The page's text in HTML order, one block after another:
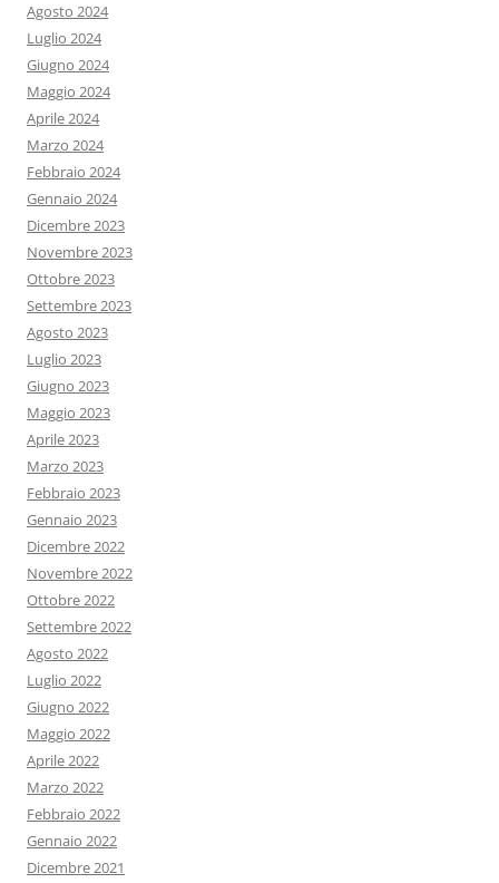
Agosto 2024
Luglio 2024
Giugno 2024
Maggio 2024
Aprile 2024
Marzo 2024
Febbraio 2024
Gennaio 2024
Dicembre 2023
Novembre 2023
Ottobre 2023
Settembre 2023
Agosto 2023
Luglio 2023
Giugno 2023
Maggio 2023
Aprile 2023
Marzo 2023
Febbraio 2023
Gennaio 2023
Dicembre 2022
Novembre 2022
Ottobre 2022
Settembre 2022
Agosto 2022
Luglio 2022
Giugno 2022
Maggio 2022
Aprile 2022
Marzo 2022
Febbraio 2022
Gennaio 2022
Dicembre 2021